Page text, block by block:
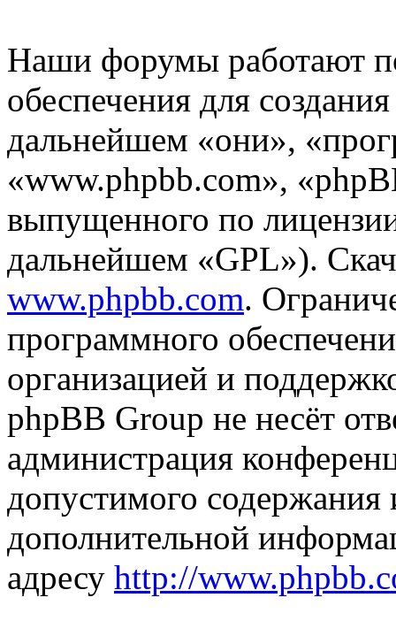
Наши форумы работают
обеспечения для
дальнейшем «они»,
«www.phpbb.com»,
выпущенного по
дальнейшем «GPL»).
www.phpbb.com.
программного
организацией и
phpBB Group не несёт
администрация
допустимого
дополнительной
адресу http://